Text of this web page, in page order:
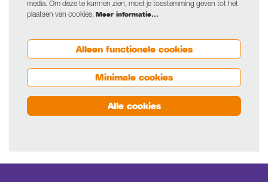
media. Om deze te kunnen zien, moet je toestemming geven tot het
plaatsen van cookies. Meer informatie…
Alleen functionele cookies
Minimale cookies
Alle cookies